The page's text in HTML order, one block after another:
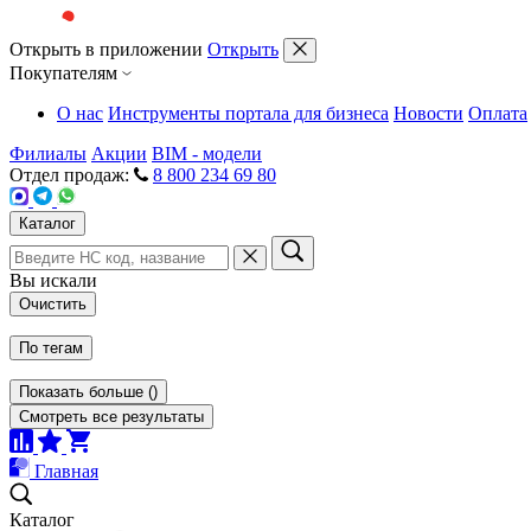
Открыть в приложении Открыть
Покупателям
О нас Инструменты портала для бизнеса Новости Оплата
Филиалы Акции BIM - модели
Отдел продаж:
8 800 234 69 80
Каталог
Вы искали
Очистить
По тегам
Показать больше ()
Смотреть все результаты
Главная
Каталог